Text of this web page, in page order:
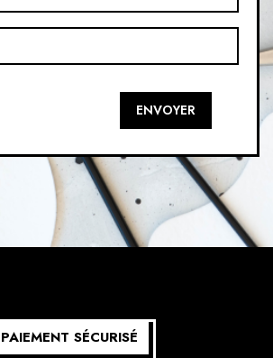
ENVOYER
PAIEMENT SÉCURISÉ